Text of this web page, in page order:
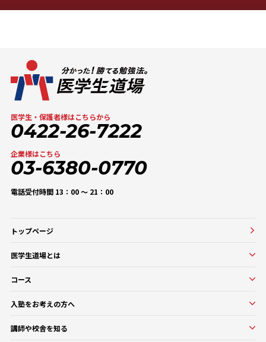
医学生・保護者様はこちらから
0422-26-7222
企業様はこちら
03-6380-0770
電話受付時間 13：00 〜 21：00
トップページ
医学生道場とは
口コミ・評判
コース
コース一覧
医学部基礎医学・生物学対策コース
入塾をお考えの方へ
入塾をお考えの方へ
講師や校舎を知る